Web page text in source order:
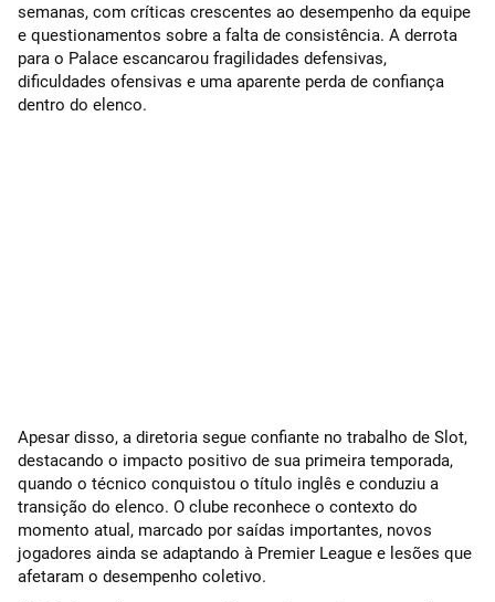
semanas, com críticas crescentes ao desempenho da equipe
e questionamentos sobre a falta de consistência. A derrota
para o Palace escancarou fragilidades defensivas,
dificuldades ofensivas e uma aparente perda de confiança
dentro do elenco.
Apesar disso, a diretoria segue confiante no trabalho de Slot,
destacando o impacto positivo de sua primeira temporada,
quando o técnico conquistou o título inglês e conduziu a
transição do elenco. O clube reconhece o contexto do
momento atual, marcado por saídas importantes, novos
jogadores ainda se adaptando à Premier League e lesões que
afetaram o desempenho coletivo.